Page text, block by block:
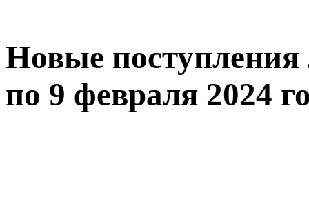
Новые поступления
по 9 февраля 2024